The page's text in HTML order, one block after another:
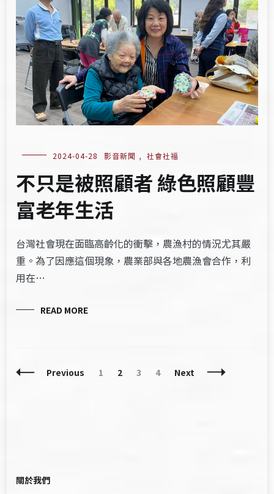
2024-04-28 影音新聞 , 社會社福
不只是被照顧者 綠色照顧豐
富老年生活​
台灣社會現在面臨高齡化的衝擊，農漁村的情況尤其嚴
重。為了因應這個現象，農業部與各地農漁會合作，利
用在…
READ MORE
Posts
Previous Page
1 Page
2 Page
3 Page
4 Next
關於我們